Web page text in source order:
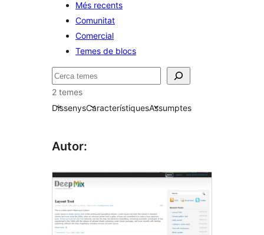
Més recents
Comunitat
Comercial
Temes de blocs
Cerca
2 temes
DissenysCaracterístiquesAssumptes
Autor: